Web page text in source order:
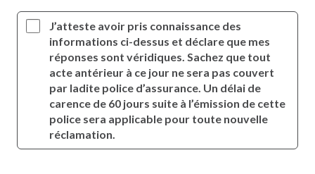
J’atteste avoir pris connaissance des
informations ci-dessus et déclare que mes
réponses sont véridiques. Sachez que tout
acte antérieur à ce jour ne sera pas couvert
par ladite police d’assurance. Un délai de
carence de 60 jours suite à l’émission de cette
police sera applicable pour toute nouvelle
réclamation.